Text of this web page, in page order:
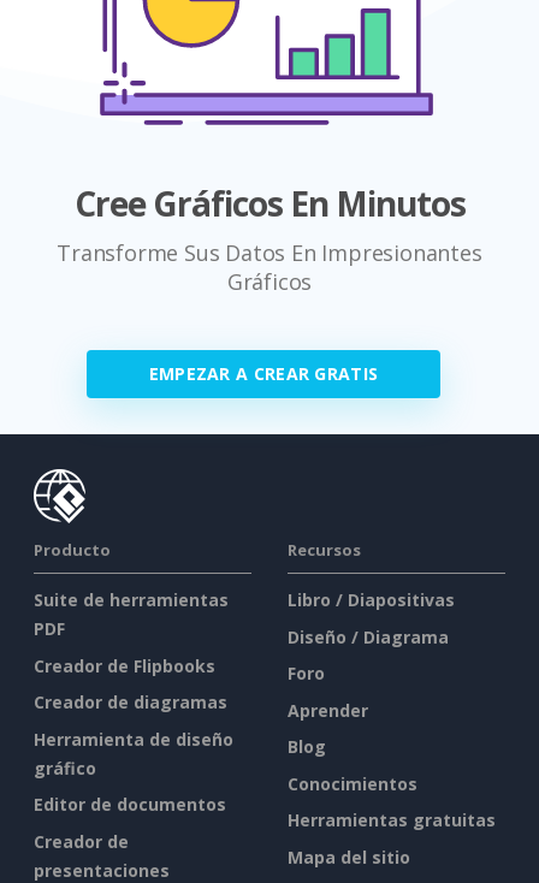
Cree Gráficos En Minutos
Transforme Sus Datos En Impresionantes
Gráficos
EMPEZAR A CREAR GRATIS
Producto
Suite de herramientas
PDF
Creador de Flipbooks
Creador de diagramas
Herramienta de diseño
gráfico
Editor de documentos
Creador de
presentaciones
Recursos
Libro / Diapositivas
Diseño / Diagrama
Foro
Aprender
Blog
Conocimientos
Herramientas gratuitas
Mapa del sitio